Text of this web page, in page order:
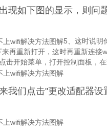
现如下图的显示，则问
5、这时说明
来再重新打开，这时再重新连接
击开始菜单，打开控制面板，
我们点击"更改适配器设